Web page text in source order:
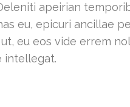
apeirian
eu, epicuri ancillae
eu eos vide errem
intellegat.